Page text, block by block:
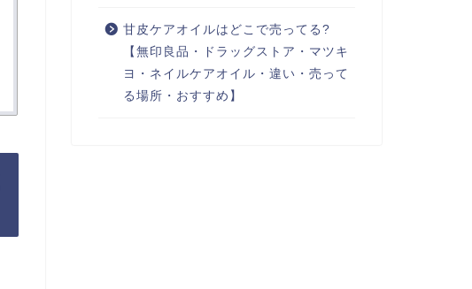
甘皮ケアオイルはどこで売ってる?
【無印良品・ドラッグストア・マツキ
ヨ・ネイルケアオイル・違い・売って
る場所・おすすめ】